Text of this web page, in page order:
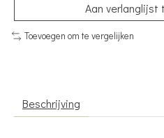
Aan verlanglijst
Toevoegen om te vergelijken
Beschrijving